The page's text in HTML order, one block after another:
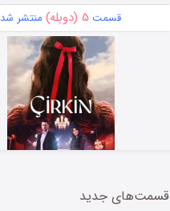
قسمت ۵ (دوبله) منتشر شد
سریال زشتقسمت‌های جدید